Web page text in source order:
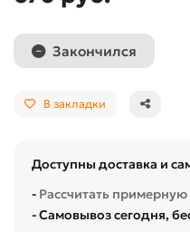
Закончился
В закладки
Доступны доставка и
- Рассчитать примерную
- Самовывоз сегодня,